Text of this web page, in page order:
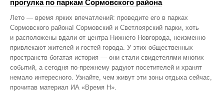
прогулка по паркам Сормовского района
Лето — время ярких впечатлений: проведите его в парках
Сормовского района! Сормовский и Светлоярский парки, хоть
и расположены вдали от центра Нижнего Новгорода, неизменно
привлекают жителей и гостей города. У этих общественных
пространств богатая история — они стали свидетелями многих
событий, а сегодня по‑прежнему радуют посетителей и хранят
немало интересного. Узнайте, чем живут эти зоны отдыха сейчас,
прочитав материал ИА «Время Н».